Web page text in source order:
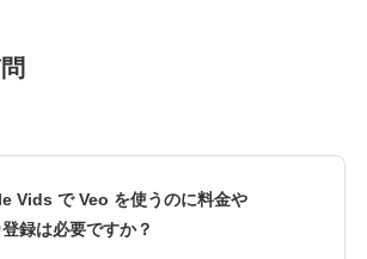
Vids で Veo を使うのに料金や
録は必要ですか？